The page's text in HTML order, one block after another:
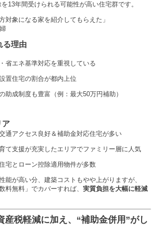
13年間受けられる可能性が高い住宅群です。
対象になる家を紹介してもらえた」
る理由
省エネ基準対応を重視している
置住宅の割合が都内上位
助成制度も豊富（例：最大50万円補助）
ア
交通アクセス良好＆補助金対応住宅が多い
て支援が充実したエリアでファミリー層に人気
宅とローン控除適用物件が多数
能が高い分、建築コストもやや上がりますが、
料無料」でカバーすれば、 実質負担を大幅に軽減
税軽減に加え、“補助金併用”がし